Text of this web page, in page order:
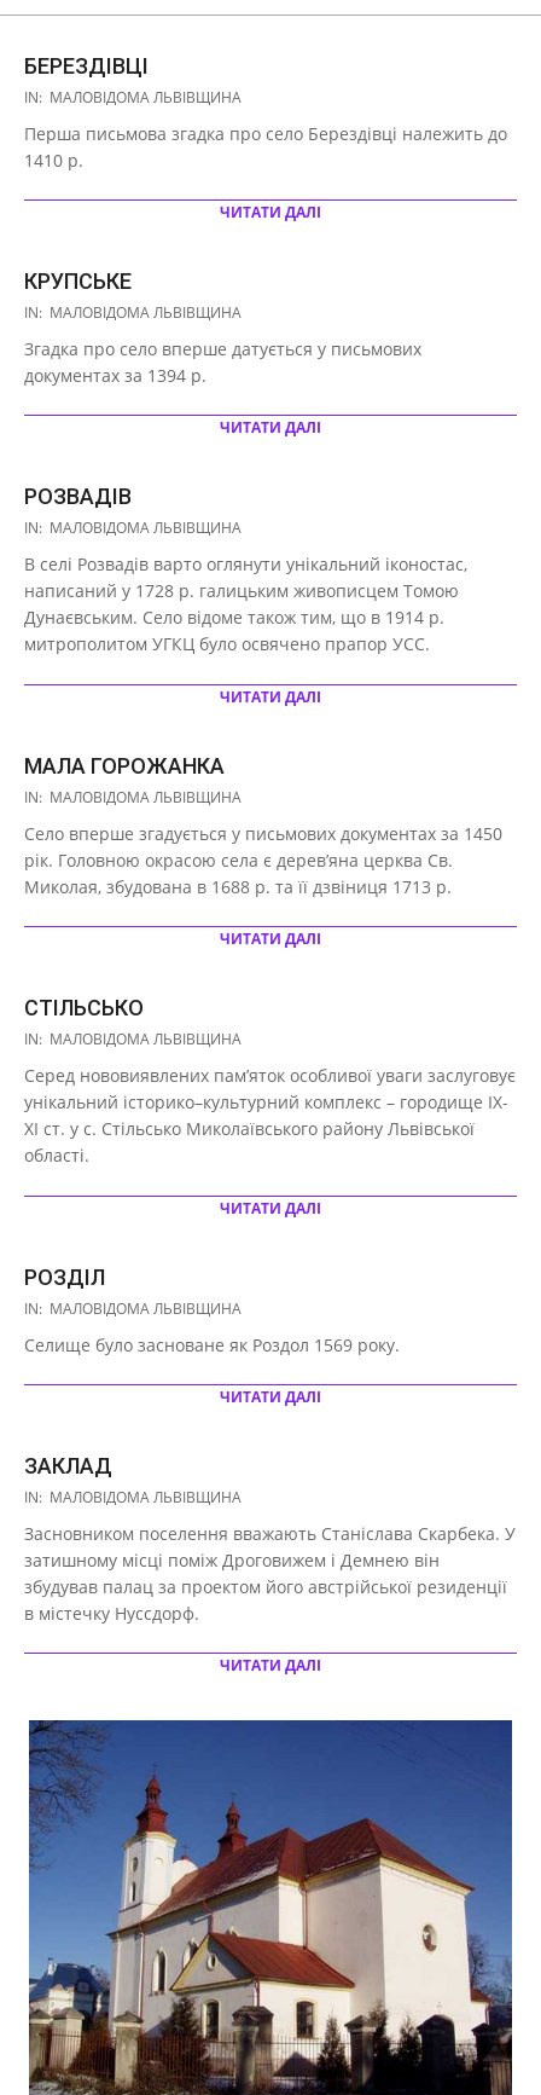
БЕРЕЗДІВЦІ
2020-
16
IN: МАЛОВІДОМА ЛЬВІВЩИНА
Перша письмова згадка про село Берездівці належить до
1410 р.
ЧИТАТИ ДАЛІ
КРУПСЬКЕ
2020-
16
IN: МАЛОВІДОМА ЛЬВІВЩИНА
Згадка про село вперше датується у письмових
документах за 1394 р.
ЧИТАТИ ДАЛІ
РОЗВАДІВ
2020-
16
IN: МАЛОВІДОМА ЛЬВІВЩИНА
В селі Розвадів варто оглянути унікальний іконостас,
написаний у 1728 р. галицьким живописцем Томою
Дунаєвським. Село відоме також тим, що в 1914 р.
митрополитом УГКЦ було освячено прапор УСС.
ЧИТАТИ ДАЛІ
МАЛА ГОРОЖАНКА
2020-
16
IN: МАЛОВІДОМА ЛЬВІВЩИНА
Село вперше згадується у письмових документах за 1450
рік. Головною окрасою села є дерев’яна церква Св.
Миколая, збудована в 1688 р. та її дзвіниця 1713 р.
ЧИТАТИ ДАЛІ
СТІЛЬСЬКО
2020-
16
IN: МАЛОВІДОМА ЛЬВІВЩИНА
Серед нововиявлених пам’яток особливої уваги заслуговує
унікальний історико–культурний комплекс – городище ІХ-
ХІ ст. у с. Стільсько Миколаївського району Львівської
області.
ЧИТАТИ ДАЛІ
РОЗДІЛ
2020-
16
IN: МАЛОВІДОМА ЛЬВІВЩИНА
Селище було засноване як Роздол 1569 року.
ЧИТАТИ ДАЛІ
ЗАКЛАД
2020-
16
IN: МАЛОВІДОМА ЛЬВІВЩИНА
Засновником поселення вважають Станіслава Скарбека. У
затишному місці поміж Дроговижем і Демнею він
збудував палац за проектом його австрійської резиденції
в містечку Нуссдорф.
ЧИТАТИ ДАЛІ